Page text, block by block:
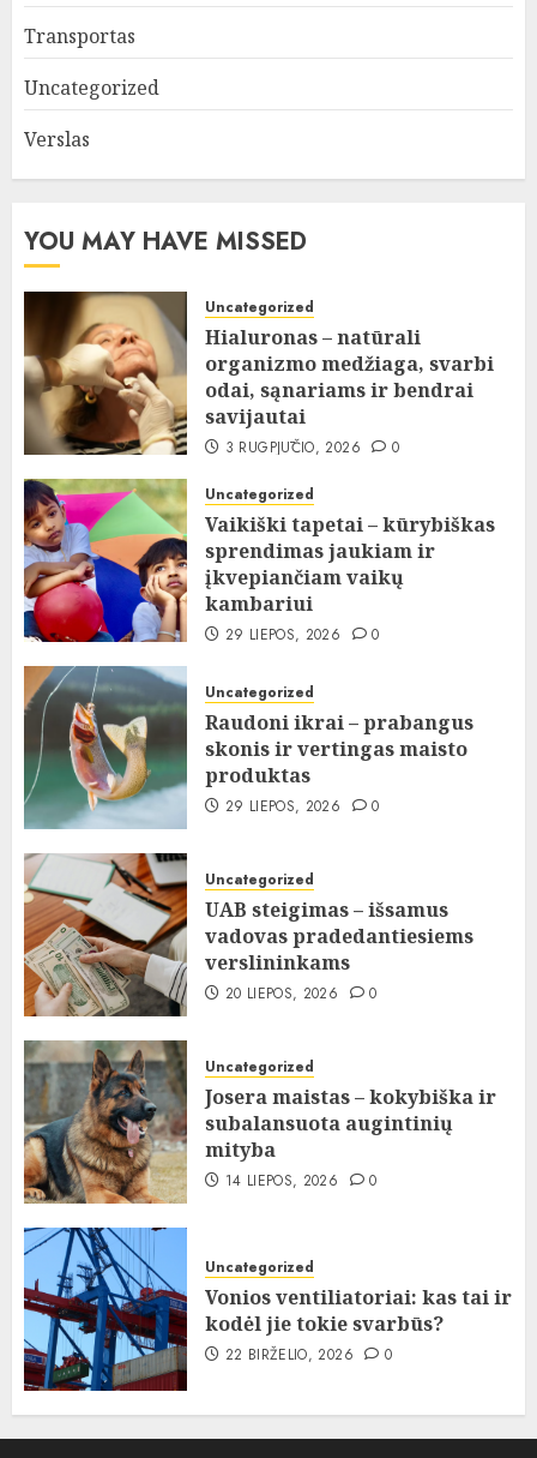
Transportas
Uncategorized
Verslas
YOU MAY HAVE MISSED
Uncategorized
Hialuronas – natūrali
organizmo medžiaga, svarbi
odai, sąnariams ir bendrai
savijautai
3 RUGPJŪČIO, 2026 0
Uncategorized
Vaikiški tapetai – kūrybiškas
sprendimas jaukiam ir
įkvepiančiam vaikų
kambariui
29 LIEPOS, 2026 0
Uncategorized
Raudoni ikrai – prabangus
skonis ir vertingas maisto
produktas
29 LIEPOS, 2026 0
Uncategorized
UAB steigimas – išsamus
vadovas pradedantiesiems
verslininkams
20 LIEPOS, 2026 0
Uncategorized
Josera maistas – kokybiška ir
subalansuota augintinių
mityba
14 LIEPOS, 2026 0
Uncategorized
Vonios ventiliatoriai: kas tai ir
kodėl jie tokie svarbūs?
22 BIRŽELIO, 2026 0